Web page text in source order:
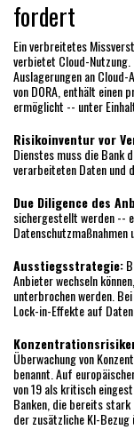
fordert
Ein verbreitetes
verbietet Cloud-
Auslagerungen an
von DORA, enthält einen
ermöglicht -- unter
Risikoinventur vor
Dienstes muss die Bank
verarbeiteten Daten und
Due Diligence des
sichergestellt werden --
Ausstiegsstrategie:
Anbieter wechseln
unterbrochen werden.
Lock-in-Effekte auf
Überwachung von
benannt. Auf
von 19 als kritisch
Banken, die bereits
der zusätzliche KI-